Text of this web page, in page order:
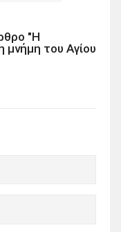
"Η
μνήμη του Αγίου